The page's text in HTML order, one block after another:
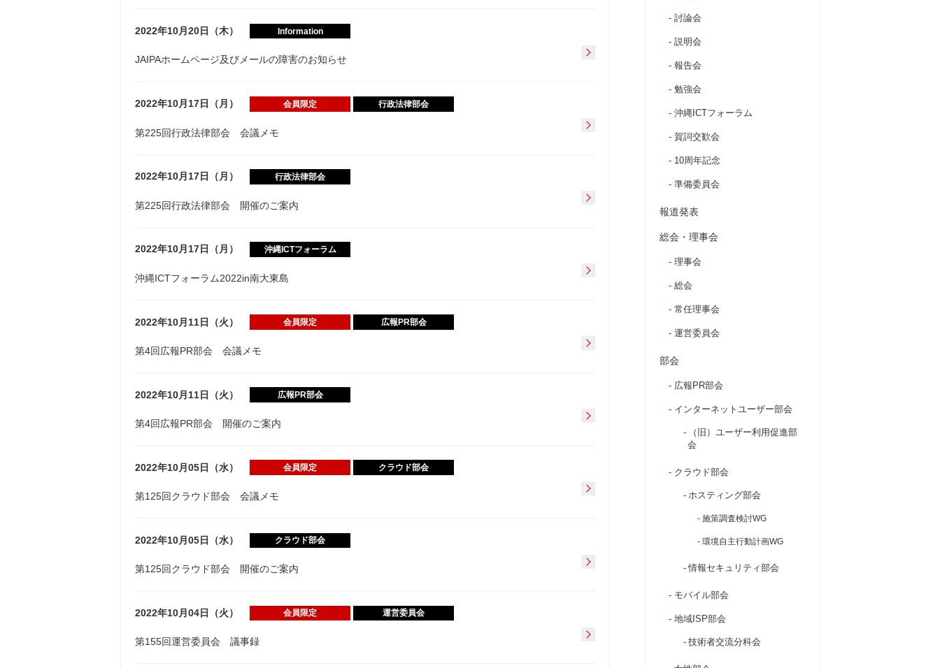
2022年10月20日（木） Information
JAIPAホームページ及びメールの障害のお知らせ
2022年10月17日（月） 会員限定 行政法律部会
第225回行政法律部会 会議メモ
2022年10月17日（月） 行政法律部会
第225回行政法律部会 開催のご案内
2022年10月17日（月） 沖縄ICTフォーラム
沖縄ICTフォーラム2022in南大東島
2022年10月11日（火） 会員限定 広報PR部会
第4回広報PR部会 会議メモ
2022年10月11日（火） 広報PR部会
第4回広報PR部会 開催のご案内
2022年10月05日（水） 会員限定 クラウド部会
第125回クラウド部会 会議メモ
2022年10月05日（水） クラウド部会
第125回クラウド部会 開催のご案内
2022年10月04日（火） 会員限定 運営委員会
第155回運営委員会 議事録
討論会
説明会
報告会
勉強会
沖縄ICTフォーラム
賀詞交歓会
10周年記念
準備委員会
報道発表
総会・理事会
理事会
総会
常任理事会
運営委員会
部会
広報PR部会
インターネットユーザー部会
（旧）ユーザー利用促進部
会
クラウド部会
ホスティング部会
施策調査検討WG
環境自主行動計画WG
情報セキュリティ部会
モバイル部会
地域ISP部会
技術者交流分科会